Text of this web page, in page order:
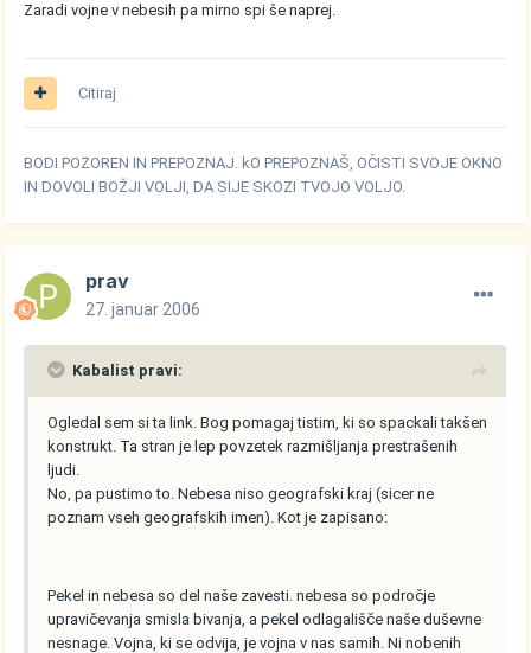
Zaradi vojne v nebesih pa mirno spi še naprej.
Citiraj
BODI POZOREN IN PREPOZNAJ. kO PREPOZNAŠ, OČISTI SVOJE OKNO
IN DOVOLI BOŽJI VOLJI, DA SIJE SKOZI TVOJO VOLJO.
prav
27. januar 2006
Kabalist pravi:
Ogledal sem si ta link. Bog pomagaj tistim, ki so spackali takšen
konstrukt. Ta stran je lep povzetek razmišljanja prestrašenih
ljudi.
No, pa pustimo to. Nebesa niso geografski kraj (sicer ne
poznam vseh geografskih imen). Kot je zapisano:
Pekel in nebesa so del naše zavesti. nebesa so področje
upravičevanja smisla bivanja, a pekel odlagališče naše duševne
nesnage. Vojna, ki se odvija, je vojna v nas samih. Ni nobenih